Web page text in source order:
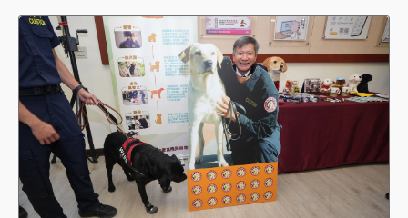
無法確認委任狀態，仍可要求報關業者使用紙本
委任報關，質疑應屬誤解。